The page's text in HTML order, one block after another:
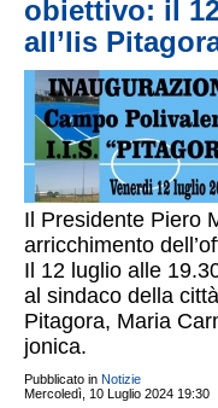
obiettivo: il
all’Iis
Il Presidente Piero
arricchimento
Il 12 luglio alle
al sindaco della
Pitagora, Maria
jonica.
Pubblicato in Notizie
Mercoledì, 10 Luglio 2024 19:30